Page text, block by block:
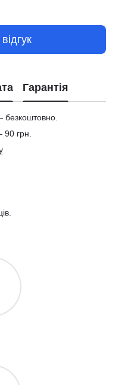
Гарантія
безкоштовно.
грн.